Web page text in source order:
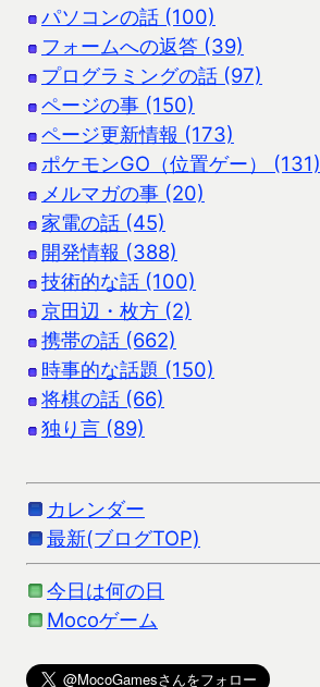
パソコンの話 (100)
フォームへの返答 (39)
プログラミングの話 (97)
ページの事 (150)
ページ更新情報 (173)
ポケモンGO（位置ゲー） (131)
メルマガの事 (20)
家電の話 (45)
開発情報 (388)
技術的な話 (100)
京田辺・枚方 (2)
携帯の話 (662)
時事的な話題 (150)
将棋の話 (66)
独り言 (89)
カレンダー
最新(ブログTOP)
今日は何の日
Mocoゲーム